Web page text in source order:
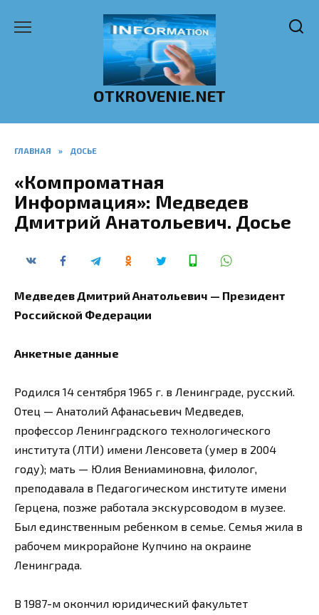
OTKROVENIE.NET
ГЛАВНАЯ » ДОСЬЕ
«Компроматная
Информация»: Медведев
Дмитрий Анатольевич. Досье
Медведев Дмитрий Анатольевич — Президент
Российской Федерации
Анкетные данные
Родился 14 сентября 1965 г. в Ленинграде, русский.
Отец — Анатолий Афанасьевич Медведев,
профессор Ленинградского технологического
института (ЛТИ) имени Ленсовета (умер в 2004
году); мать — Юлия Вениаминовна, филолог,
преподавала в Педагогическом институте имени
Герцена, позже работала экскурсоводом в музее.
Был единственным ребенком в семье. Семья жила в
рабочем микрорайоне Купчино на окраине
Ленинграда.
В 1987-м окончил юридический факультет